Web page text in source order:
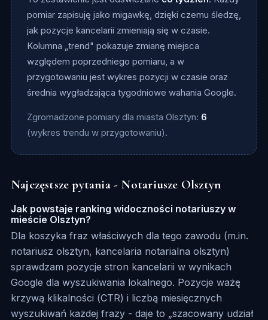
pomiar zapisuję jako migawkę, dzięki czemu śledzę,
jak pozycje kancelarii zmieniają się w czasie.
Kolumna „trend" pokazuje zmianę miejsca
względem poprzedniego pomiaru, a w
przygotowaniu jest wykres pozycji w czasie oraz
średnia wygładzająca tygodniowe wahania Google.
Zgromadzone pomiary dla miasta Olsztyn: 6
(wykres trendu w przygotowaniu).
Najczęstsze pytania - Notariusze Olsztyn
Jak powstaje ranking widoczności notariuszy w
mieście Olsztyn?
Dla koszyka fraz właściwych dla tego zawodu (m.in.
notariusz olsztyn, kancelaria notarialna olsztyn)
sprawdzam pozycje stron kancelarii w wynikach
Google dla wyszukiwania lokalnego. Pozycje ważę
krzywą klikalności (CTR) i liczbą miesięcznych
wyszukiwań każdej frazy - daje to „szacowany udział